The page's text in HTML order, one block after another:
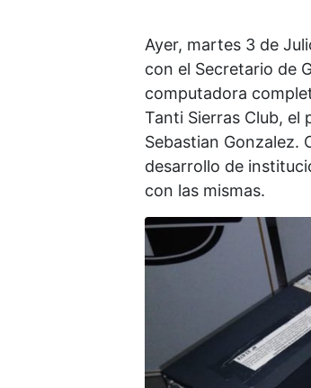
Ayer, martes 3 de
con el Secretario de
computadora
Tanti Sierras Club, el
Sebastian Gonzalez.
desarrollo de
con las mismas.